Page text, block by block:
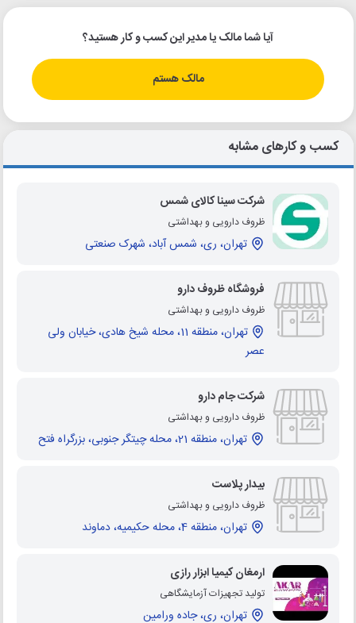
آیا شما مالک یا مدیر این کسب و کار هستید؟
مالک هستم
کسب و کارهای مشابه
شرکت سینا کالای شمس
ظروف دارویی و بهداشتی
تهران، ری، شمس آباد، شهرک صنعتی
فروشگاه ظروف دارو
ظروف دارویی و بهداشتی
تهران، منطقه 11، محله شیخ هادی، خیابان ولی
عصر
شرکت جام دارو
ظروف دارویی و بهداشتی
تهران، منطقه 21، محله چیتگر جنوبی، بزرگراه فتح
بیدار پلاست
ظروف دارویی و بهداشتی
تهران، منطقه 4، محله حکیمیه، دماوند
ارمغان کیمیا ابزار رازی
تولید تجهیزات آزمایشگاهی
تهران، ری، جاده ورامین